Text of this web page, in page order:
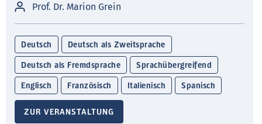
Prof. Dr. Marion Grein
Deutsch Deutsch als Zweitsprache
Deutsch als Fremdsprache Sprachübergreifend
Englisch Französisch Italienisch Spanisch
ZUR VERANSTALTUNG